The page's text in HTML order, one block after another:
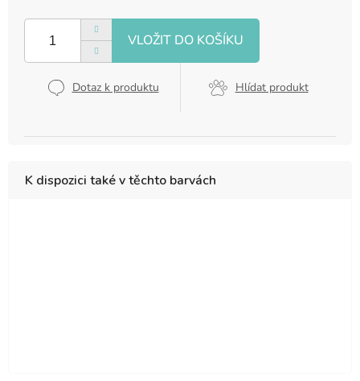
cena:
Dotaz k produktu Hlídat produkt
K dispozici také v těchto barvách